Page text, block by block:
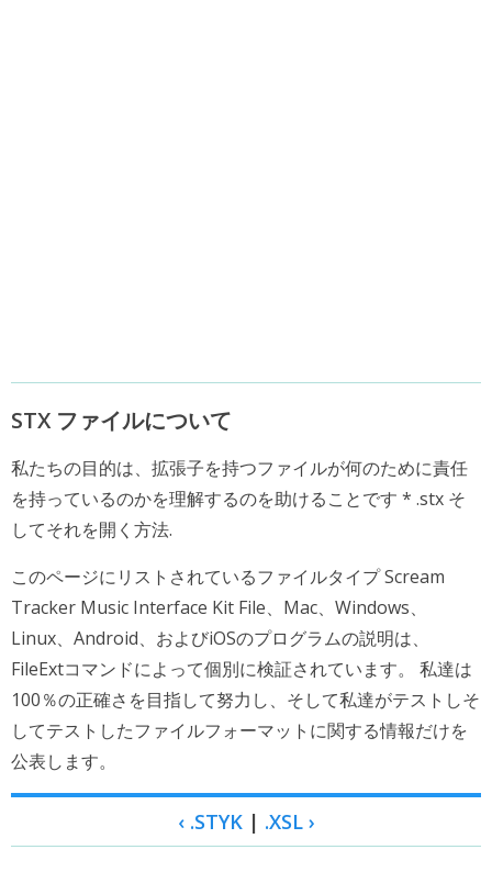
STX ファイルについて
私たちの目的は、拡張子を持つファイルが何のために責任
を持っているのかを理解するのを助けることです * .stx そ
してそれを開く方法.
このページにリストされているファイルタイプ Scream
Tracker Music Interface Kit File、Mac、Windows、
Linux、Android、およびiOSのプログラムの説明は、
FileExtコマンドによって個別に検証されています。 私達は
100％の正確さを目指して努力し、そして私達がテストしそ
してテストしたファイルフォーマットに関する情報だけを
公表します。
‹ .STYK| .XSL ›